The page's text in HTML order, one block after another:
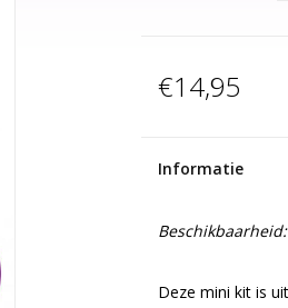
€14,95
Informatie
Beschikbaarheid:
Deze mini kit is